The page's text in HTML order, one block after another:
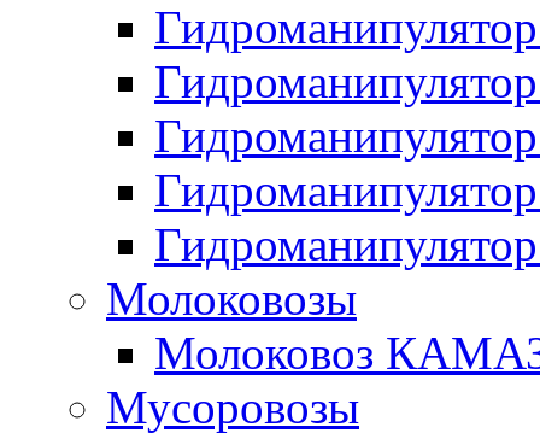
Молоковозы
Молоковоз
Мусоровозы